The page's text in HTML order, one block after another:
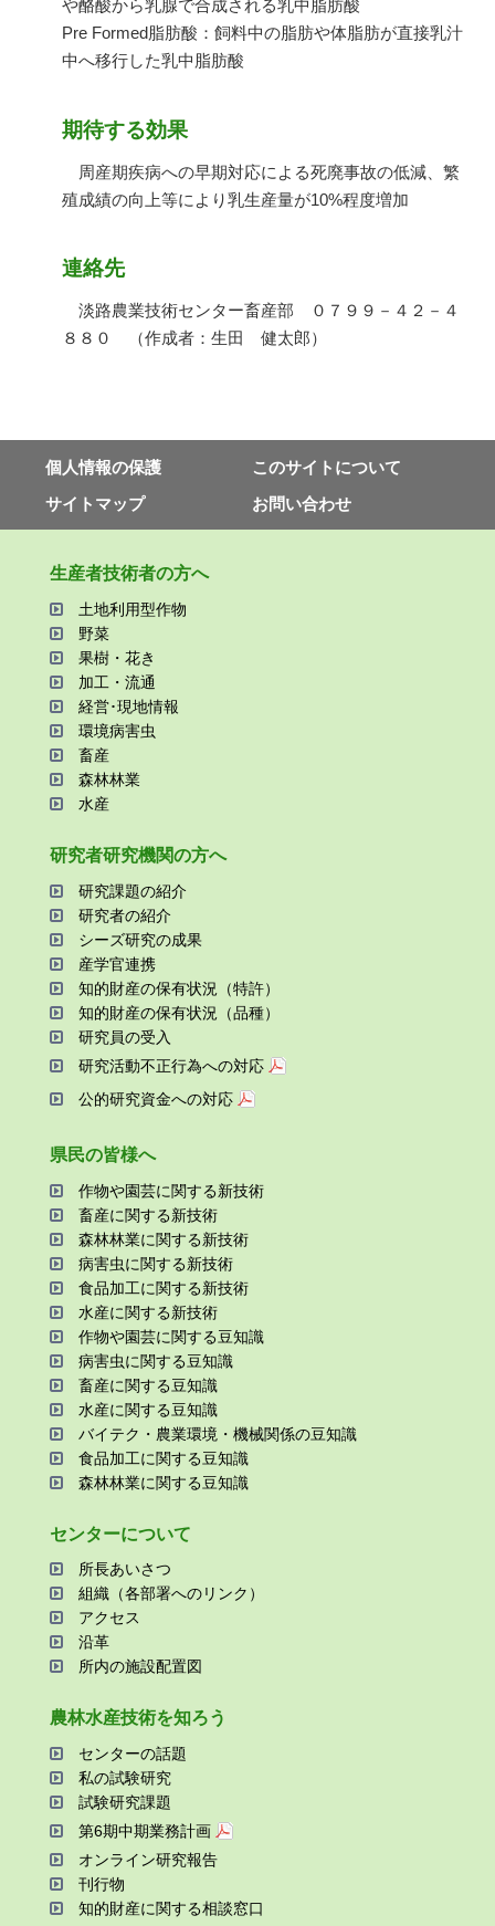
や酪酸から乳腺で合成される乳中脂肪酸
Pre Formed脂肪酸：飼料中の脂肪や体脂肪が直接乳汁
中へ移行した乳中脂肪酸
期待する効果
周産期疾病への早期対応による死廃事故の低減、繁
殖成績の向上等により乳生産量が10%程度増加
連絡先
淡路農業技術センター畜産部 ０７９９－４２－４
８８０ （作成者：生田 健太郎）
個⼈情報の保護
このサイトについて
サイトマップ
お問い合わせ
⽣産者技術者の⽅へ
⼟地利⽤型作物
野菜
果樹・花き
加⼯・流通
経営･現地情報
環境病害⾍
畜産
森林林業
⽔産
研究者研究機関の⽅へ
研究課題の紹介
研究者の紹介
シーズ研究の成果
産学官連携
知的財産の保有状況（特許）
知的財産の保有状況（品種）
研究員の受⼊
研究活動不正⾏為への対応
公的研究資金への対応
県⺠の皆様へ
作物や園芸に関する新技術
畜産に関する新技術
森林林業に関する新技術
病害⾍に関する新技術
⾷品加⼯に関する新技術
⽔産に関する新技術
作物や園芸に関する⾖知識
病害⾍に関する⾖知識
畜産に関する⾖知識
⽔産に関する⾖知識
バイテク・農業環境・機械関係の⾖知識
⾷品加⼯に関する⾖知識
森林林業に関する⾖知識
センターについて
所⻑あいさつ
組織（各部署へのリンク）
アクセス
沿⾰
所内の施設配置図
農林⽔産技術を知ろう
センターの話題
私の試験研究
試験研究課題
第6期中期業務計画
オンライン研究報告
刊⾏物
知的財産に関する相談窓⼝